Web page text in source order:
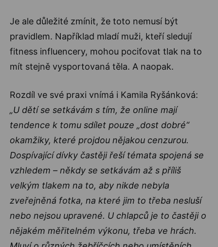
Je ale důležité zmínit, že toto nemusí být
pravidlem. Například mladí muži, kteří sledují
fitness influencery, mohou pociťovat tlak na to
mít stejně vysportovaná těla. A naopak.
Rozdíl ve své praxi vnímá i Kamila Ryšánková:
„U dětí se setkávám s tím, že online mají
tendence k tomu sdílet pouze „dost dobré“
okamžiky, které projdou nějakou cenzurou.
Dospívající dívky častěji řeší témata spojená se
vzhledem – někdy se setkávám až s příliš
velkým tlakem na to, aby nikde nebyla
zveřejněná fotka, na které jim to třeba nesluší
nebo nejsou upravené. U chlapců je to častěji o
nějakém měřitelném výkonu, třeba ve hrách.